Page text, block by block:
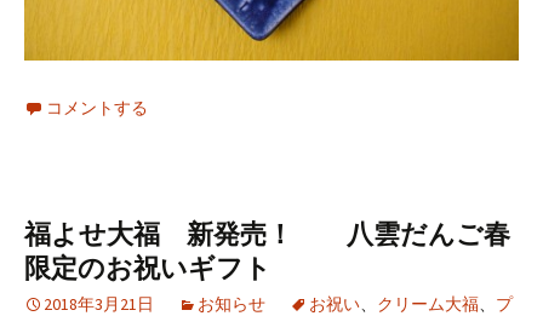
コメントする
福よせ大福 新発売！ 八雲だんご春
限定のお祝いギフト
2018年3月21日 お知らせ お祝い クリーム大福
プ